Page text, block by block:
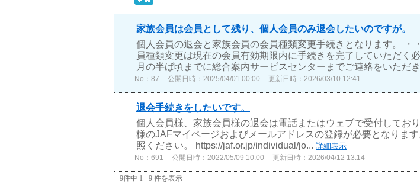
家族会員は会員として残り、個人会員のみ退会したいのですが。
個人会員の退会と家族会員の会員種類変更手続きとなります。
員種類変更は現在の会員有効期限内に手続きを完了していただく
月の半ば頃までに総合案内サービスセンターまでご連絡をいただ
No：87 公開日時：2025/04/01 00:00 更新日時：2026/03/10 12:41
退会手続きをしたいです。
個人会員様、家族会員様の退会は電話またはウェブで受付してお
様のJAFマイページおよびメールアドレスの登録が必要となりま
照ください。 https://jaf.or.jp/individual/jo... 詳細表示
No：691 公開日時：2022/05/09 10:00 更新日時：2026/04/12 13:14
9件中 1 - 9 件を表示